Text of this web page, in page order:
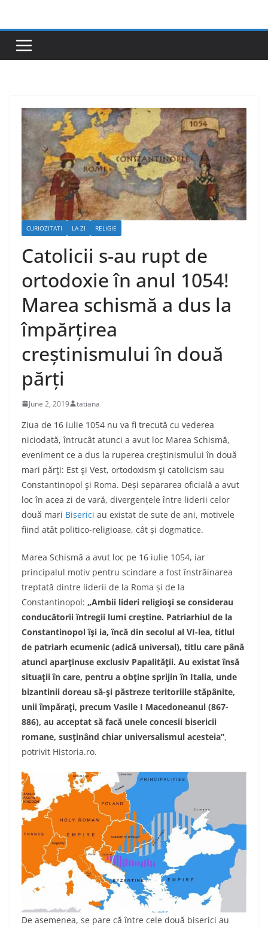
content
CURIOZITATI LA ZI RELIGIE
Catolicii s-au rupt de
ortodoxie în anul 1054!
Marea schismă a dus la
împărțirea
creștinismului în două
părți
June 2, 2019 tatiana
Ziua de 16 iulie 1054 nu va fi trecută cu vederea
niciodată, întrucât atunci a avut loc Marea Schismă,
eveniment ce a dus la ruperea creştinismului în două
mari părţi: Est şi Vest, ortodoxism şi catolicism sau
Constantinopol şi Roma. Deși separarea oficială a avut
loc în acea zi de vară, divergențele între liderii celor
două mari Biserici au existat de sute de ani, motivele
fiind atât politico-religioase, cât și dogmatice.
Marea Schismă a avut loc pe 16 iulie 1054, iar
principalul motiv pentru scindare a fost înstrăinarea
treptată dintre liderii de la Roma și de la
Constantinopol: „Ambii lideri religioşi se considerau
conducătorii întregii lumi creştine. Patriarhiul de la
Constantinopol îşi ia, încă din secolul al VI-lea, titlul
de patriarh ecumenic (adică universal), titlu care până
atunci aparţinuse exclusiv Papalităţii. Au existat însă
situaţii în care, pentru a obţine sprijin în Italia, unde
bizantinii doreau să-şi păstreze teritoriile stăpânite,
unii împăraţi, precum Vasile I Macedoneanul (867-
886), au acceptat să facă unele concesii bisericii
romane, susţinând chiar universalismul acesteia”,
potrivit Historia.ro.
De asemenea, se pare că între cele două biserici au